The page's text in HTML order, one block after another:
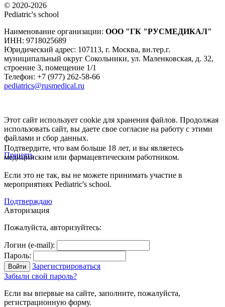
© 2020-2026
Pediatric's school
Наименование организации: ООО "ГК "РУСМЕДИКАЛ"
ИНН: 9718025689
Юридический адрес: 107113, г. Москва, вн.тер.г.
муниципальный округ Сокольники, ул. Маленковская, д. 32,
строение 3, помещение 1/1
Телефон: +7 (977) 262-58-66
pediatrics@rusmedical.ru
Этот сайт использует cookie для хранения файлов. Продолжая
использовать сайт, вы даете свое согласие на работу с этими
файлами и сбор данных.
Принять
Подтвердите, что вам больше 18 лет, и вы являетесь
медицинским или фармацевтическим работником.
Если это не так, вы не можете принимать участие в
мероприятиях Pediatric's school.
Подтверждаю
Авторизация
Пожалуйста, авторизуйтесь:
Логин (e-mail):
Пароль:
Зарегистрироваться
Забыли свой пароль?
Если вы впервые на сайте, заполните, пожалуйста,
регистрационную форму.